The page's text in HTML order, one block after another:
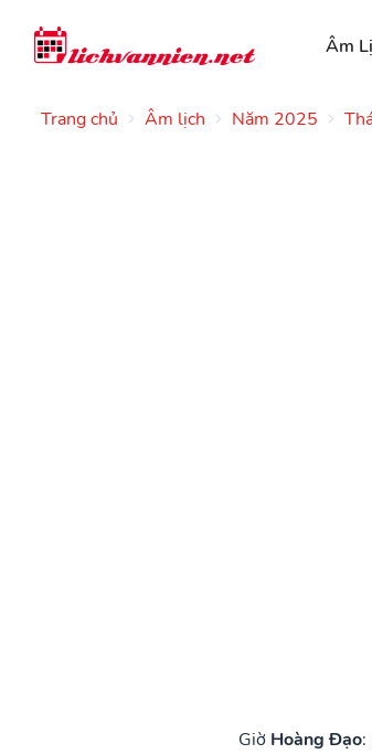
Âm
Trang chủ Âm lịch Năm 2025
Giờ Hoàng Đạo: